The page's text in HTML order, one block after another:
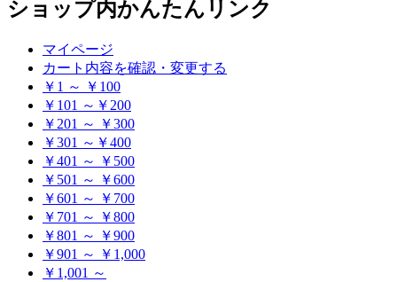
ショップ内かんたんリンク
マイページ
カート内容を確認・変更する
￥1 ～ ￥100
￥101 ～￥200
￥201 ～ ￥300
￥301 ～￥400
￥401 ～ ￥500
￥501 ～ ￥600
￥601 ～ ￥700
￥701 ～ ￥800
￥801 ～ ￥900
￥901 ～ ￥1,000
￥1,001 ～